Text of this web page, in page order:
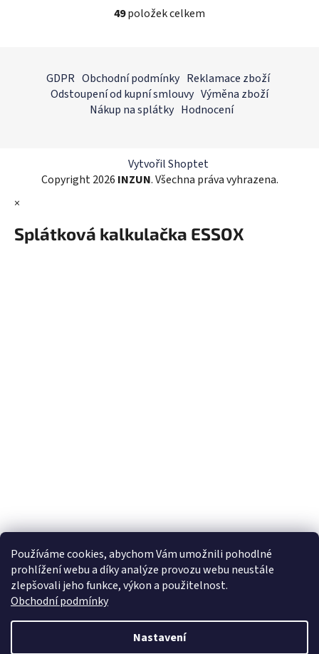
Používáme cookies, abychom Vám umožnili pohodlné
prohlížení webu a díky analýze provozu webu neustále
zlepšovali jeho funkce, výkon a použitelnost.
Obchodní podmínky
Nastavení
O
d
a
c
r
v
v
ý
49položek celkem
GDPR Obchodní podmínky Reklamace zboží
Odstoupení od kupní smlouvy Výměna zboží
Nákup na splátky Hodnocení
Vytvořil Shoptet
Copyright 2026 INZUN. Všechna práva vyhrazena.
×
Splátková kalkulačka ESSOX